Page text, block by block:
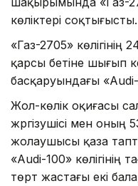
көліктері соқтығысты.
«Газ-2705» көлігінің
қарсы бетіне шығып
басқаруындағы
Жол-көлік оқиғасы
жүргізушісі мен оның
жолаушысы қаза
«Audi-100» көлігінің
төрт жастағы екі